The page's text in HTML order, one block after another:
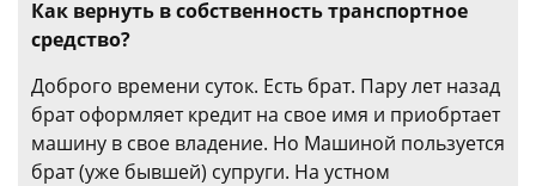
Как вернуть в собственность транспортное
средство?
Доброго времени суток. Есть брат. Пару лет назад
брат оформляет кредит на свое имя и приобртает
машину в свое владение. Но Машиной пользуется
брат (уже бывшей) супруги. На устном